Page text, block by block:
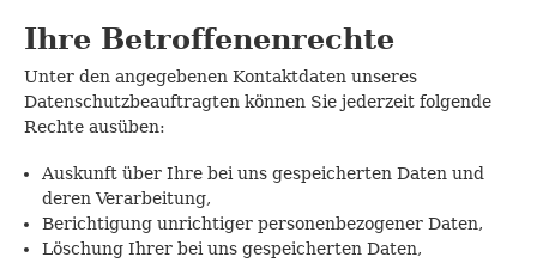
Ihre Betroffenenrechte
Unter den angegebenen Kontaktdaten unseres
Datenschutzbeauftragten können Sie jederzeit folgende
Rechte ausüben:
Auskunft über Ihre bei uns gespeicherten Daten und
deren Verarbeitung,
Berichtigung unrichtiger personenbezogener Daten,
Löschung Ihrer bei uns gespeicherten Daten,